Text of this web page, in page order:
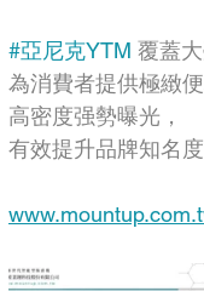
#亞尼克YTM 覆蓋
為消費者提供極緻
高密度强勢曝光，
有效提升品牌知名度